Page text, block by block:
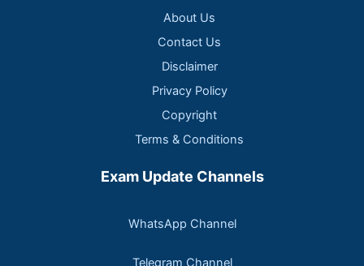
About Us
Contact Us
Disclaimer
Privacy Policy
Copyright
Terms & Conditions
Exam Update Channels
WhatsApp Channel
Telegram Channel